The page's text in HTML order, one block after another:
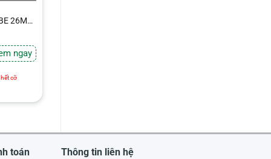
26MH
ngay
hết cỡ
toán Thông tin liên hệ